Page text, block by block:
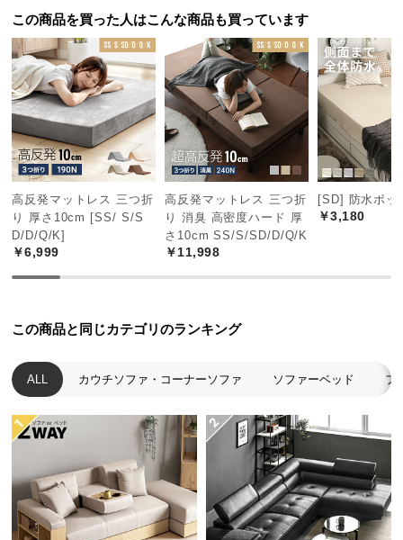
入
経
路
に
つ
い
て
返
品・
キ
ャ
セ
に
つ
て
証
に
つ
この商品を買った人はこんな商品も買っています
高反発マットレス 三つ折
り 厚さ10cm [SS/ S/S
D/D/Q/K]
￥6,999
高反発マットレス 三つ折
り 消臭 高密度ハード 厚
さ10cm SS/S/SD/D/Q/K
￥11,998
[SD] 防水ボッ
￥3,180
この商品と同じカテゴリのランキング
ALL カウチソファ・コーナーソファ ソファーベッド フ